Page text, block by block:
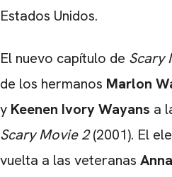
Estados Unidos.
El nuevo capítulo de Scary
de los hermanos Marlon
y Keenen Ivory Wayans a
Scary Movie 2(2001). El
vuelta a las veteranas